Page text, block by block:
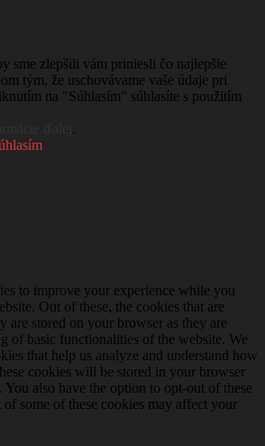
sme zlepšili vám priniesli čo najlepšie
tým, že uschovávame vaše údaje pri
na "Súhlasím" súhlasíte s použitím
.
to improve your experience while you
Out of these, the cookies that are
are stored on your browser as they are
of basic functionalities of the website. We
that help us analyze and understand how
cookies will be stored in your browser
also have the option to opt-out of these
some of these cookies may affect your